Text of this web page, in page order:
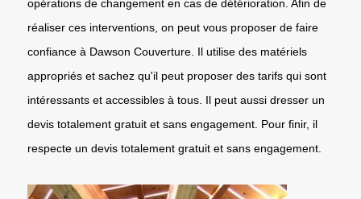
opérations de changement en cas de détérioration. Afin de
réaliser ces interventions, on peut vous proposer de faire
confiance à Dawson Couverture. Il utilise des matériels
appropriés et sachez qu'il peut proposer des tarifs qui sont
intéressants et accessibles à tous. Il peut aussi dresser un
devis totalement gratuit et sans engagement. Pour finir, il
respecte un devis totalement gratuit et sans engagement.